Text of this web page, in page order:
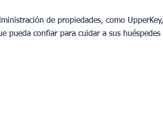
de propiedades, como UpperKey,
pueda confiar para cuidar a sus huéspedes